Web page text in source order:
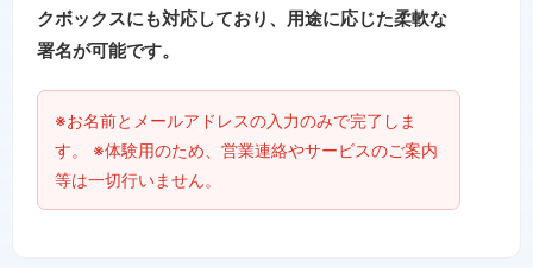
クボックスにも対応しており、用途に応じた柔軟な
署名が可能です。
※お名前とメールアドレスの入力のみで完了しま
す。 ※体験用のため、営業連絡やサービスのご案内
等は一切行いません。